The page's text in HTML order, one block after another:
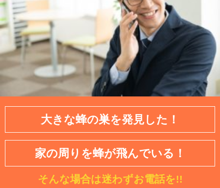
大きな蜂の巣を発見した！
家の周りを蜂が飛んでいる！
そんな場合は迷わずお電話を!!